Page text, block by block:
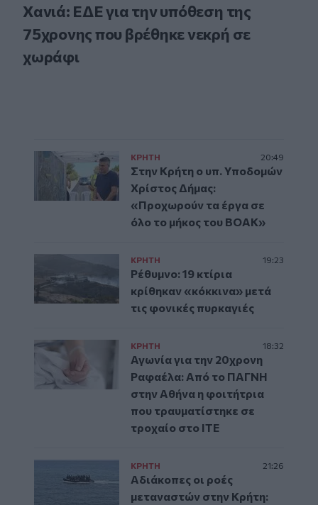
Χανιά: ΕΔΕ για την υπόθεση της
75χρονης που βρέθηκε νεκρή σε
χωράφι
ΚΡΗΤΗ 20:49
Στην Κρήτη ο υπ. Υποδομών
Χρίστος Δήμας:
«Προχωρούν τα έργα σε
όλο το μήκος του ΒΟΑΚ»
ΚΡΗΤΗ 19:23
Ρέθυμνο: 19 κτίρια
κρίθηκαν «κόκκινα» μετά
τις φονικές πυρκαγιές
ΚΡΗΤΗ 18:32
Αγωνία για την 20χρονη
Ραφαέλα: Από το ΠΑΓΝΗ
στην Αθήνα η φοιτήτρια
που τραυματίστηκε σε
τροχαίο στο ΙΤΕ
ΚΡΗΤΗ 21:26
Αδιάκοπες οι ροές
μεταναστών στην Κρήτη: